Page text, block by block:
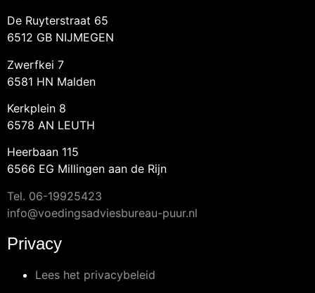
De Ruyterstraat 65
6512 GB NIJMEGEN
Zwerfkei 7
6581 HN Malden
Kerkplein 8
6578 AN LEUTH
Heerbaan 115
6566 EG Millingen aan de Rijn
Tel. 06-19925423
info@voedingsadviesbureau-puur.nl
Privacy
Lees het privacybeleid